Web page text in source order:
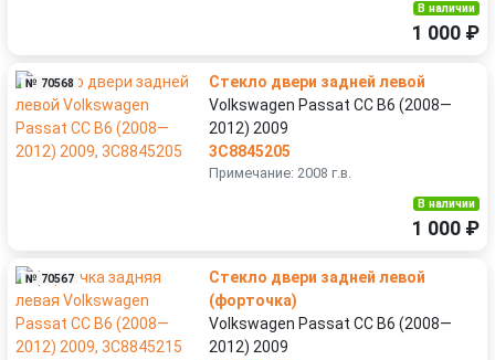
В наличии
1 000 ₽
№ 70568
Стекло двери задней левой
Volkswagen Passat CC B6 (2008—
2012) 2009
3C8845205
Примечание: 2008 г.в.
В наличии
1 000 ₽
№ 70567
Стекло двери задней левой
(форточка)
Volkswagen Passat CC B6 (2008—
2012) 2009